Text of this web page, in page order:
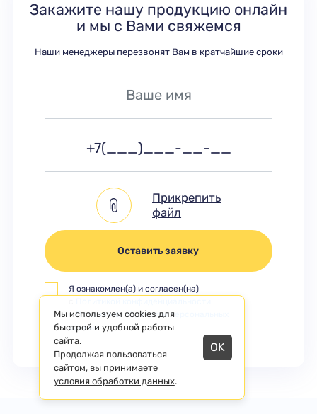
Закажите нашу продукцию онлайн
и мы с Вами свяжемся
Наши менеджеры перезвонят Вам в кратчайшие сроки
Прикрепить
файл
Оставить заявку
Я ознакомлен(а) и согласен(на)
иПравилами обработки персональных
данных
Мы используем cookies для
быстрой и удобной работы
сайта.
Продолжая пользоваться
сайтом, вы принимаете
условия обработки данных.
OK